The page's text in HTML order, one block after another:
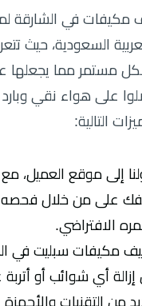
في الشارقة لما
السعودية، حيث
مما يجعلها
على هواء نقي
التالية:
موقع العميل، مع توفير
على من خلال فحصه
الافتراضي.
مكيفات سبليت في
أي شوائب أو أتربة
من التقنيات